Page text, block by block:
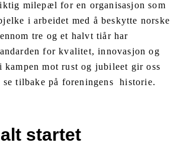
milepæl for en organisasjon som
i arbeidet med å beskytte norske
tre og et halvt tiår har
for kvalitet, innovasjon og
kampen mot rust og jubileet gir oss
tilbake på foreningens historie.
startet